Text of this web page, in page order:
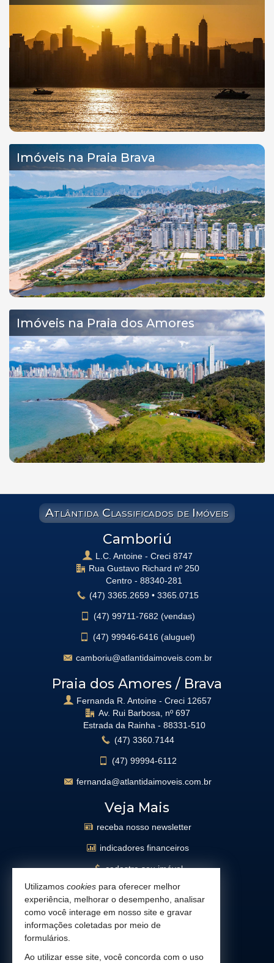
Imóveis na Praia Brava
Imóveis na Praia dos Amores
Atlântida Classificados de Imóveis
Camboriú
L.C. Antoine - Creci 8747
Rua Gustavo Richard nº 250
Centro - 88340-281
(47) 3365.2659 • 3365.0715
(47) 99711-7682 (vendas)
(47) 99946-6416 (aluguel)
camboriu@atlantidaimoveis.com.br
Praia dos Amores / Brava
Fernanda R. Antoine - Creci 12657
Av. Rui Barbosa, nº 697
Estrada da Rainha - 88331-510
(47) 3360.7144
(47) 99994-6112
fernanda@atlantidaimoveis.com.br
Veja Mais
receba nosso newsletter
indicadores financeiros
cadastre seu imóvel
imóveis favoritos
mapa de imóveis
busca imóveis
Facebook
Utilizamos cookies para oferecer melhor
experiência, melhorar o desempenho, analisar
como você interage em nosso site e gravar
informações coletadas por meio de
formulários.
Ao utilizar esse site, você concorda com o uso